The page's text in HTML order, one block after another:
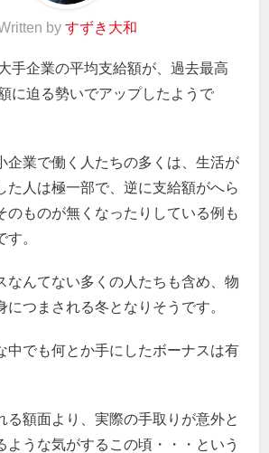
by すずき大和
手企業の平均支給額が、過去最高
に迫る勢いでアップしたようで
企業で働く人たちの多くは、生活が
た人は極一部で、逆に支給額がへら
のものが無くなったりしている例も
。
なんてない多くの人たちも含め、物
につまされる冬となりそうです。
中でも何とか手にしたボーナスは有
る額面より、実際の手取りが意外と
ような気がするこの頃・・・という